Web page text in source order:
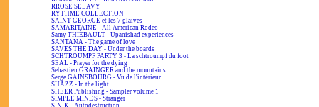
RROSE SELAVY
RYTHME COLLECTION
SAINT GEORGE et les 7 glaives
SAMARITAINE - All American Rodeo
Samy THIÉBAULT - Upanishad experiences
SANTANA - The game of love
SAVES THE DAY - Under the boards
SCHTROUMPF PARTY 3 - La schtroumpf du foot
SEAL - Prayer for the dying
Sebastien GRAINGER and the mountains
Serge GAINSBOURG - Vu de l'intérieur
SHAZZ - In the light
SHEER Publishing - Sampler volume 1
SIMPLE MINDS - Stranger
SINIK - Autodestruction